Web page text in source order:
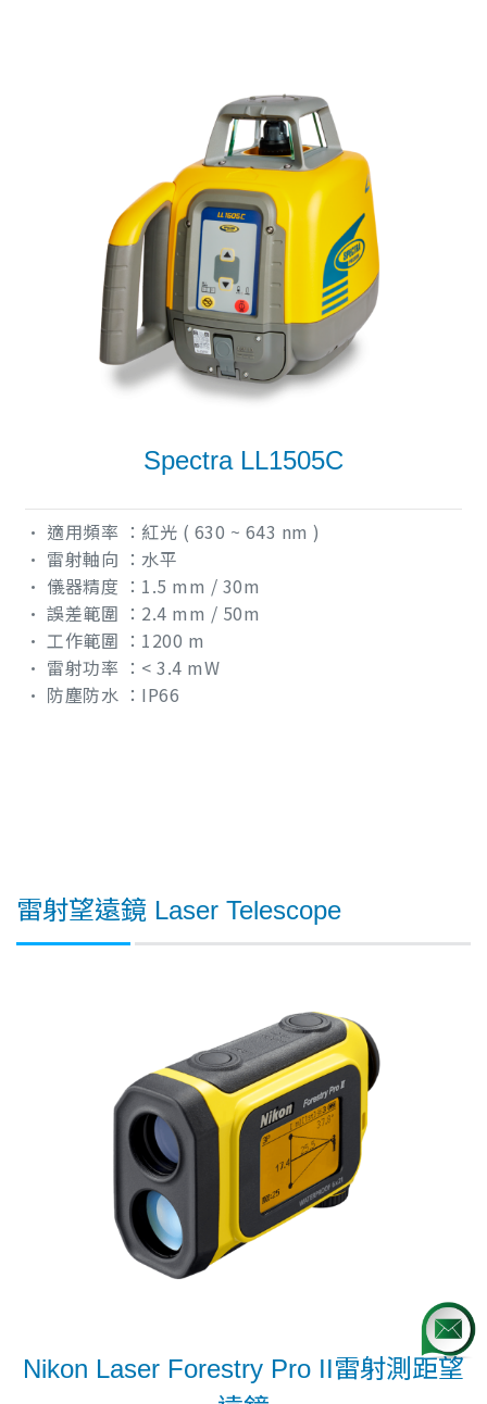
Spectra LL1505C
• 適用頻率 ：紅光 ( 630 ~ 643 nm )
• 雷射軸向 ：水平
• 儀器精度 ：1.5 mm / 30m
• 誤差範圍 ：2.4 mm / 50m
• 工作範圍 ：1200 m
• 雷射功率 ：< 3.4 mW
• 防塵防水 ：IP66
雷射望遠鏡 Laser Telescope
Nikon Laser Forestry Pro II雷射測距望